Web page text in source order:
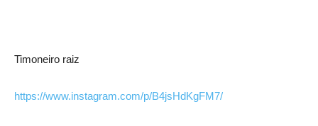
Timoneiro raiz
https://www.instagram.com/p/B4jsHdKgFM7/